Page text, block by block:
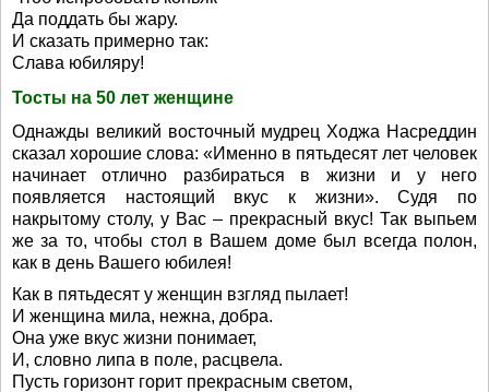
Да поддать бы жару.
И сказать примерно так:
Слава юбиляру!
Тосты на 50 лет женщине
Однажды великий восточный мудрец Ходжа Насреддин
сказал хорошие слова: «Именно в пятьдесят лет человек
начинает отлично разбираться в жизни и у него
появляется настоящий вкус к жизни». Судя по
накрытому столу, у Вас – прекрасный вкус! Так выпьем
же за то, чтобы стол в Вашем доме был всегда полон,
как в день Вашего юбилея!
Как в пятьдесят у женщин взгляд пылает!
И женщина мила, нежна, добра.
Она уже вкус жизни понимает,
И, словно липа в поле, расцвела.
Пусть горизонт горит прекрасным светом,